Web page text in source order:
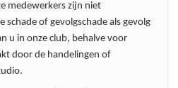
medewerkers zijn niet
schade of gevolgschade als gevolg
u in onze club, behalve voor
door de handelingen of